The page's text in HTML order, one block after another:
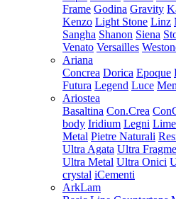
Frame Godina Gravity
Kenzo Light Stone Linz
Sangha Shanon Siena
Venato Versailles
Ariana
Concrea Dorica Epoque
Futura Legend Luce
Ariostea
Basaltina Con.Crea
body Iridium Legni
Metal Pietre Naturali
Ultra Agata Ultra
Ultra Metal Ultra Onici
crystal iCementi
ArkLam